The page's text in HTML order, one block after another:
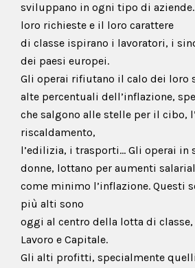
sviluppano in ogni tipo di
loro richieste e il loro carattere
di classe ispirano i lavoratori, i
dei paesi europei.
Gli operai rifiutano il calo dei loro
alte percentuali dell’inflazione,
che salgono alle stelle per il cibo,
riscaldamento,
l’edilizia, i trasporti… Gli operai in
donne, lottano per aumenti
come minimo l’inflazione. Questi
più alti sono
oggi al centro della lotta di
Lavoro e Capitale.
Gli alti profitti, specialmente